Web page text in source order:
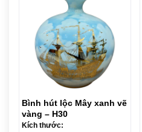
Bình hút lộc Mây xanh vẽ
vàng – H30
Kích thước: